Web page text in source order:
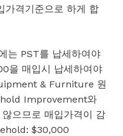
격기준으로 하게 합
는 PST를 납세하여야
을 매입시 납세하여야
& Furniture 원
Improvement와
으므로 매입가격이 감
$30,000